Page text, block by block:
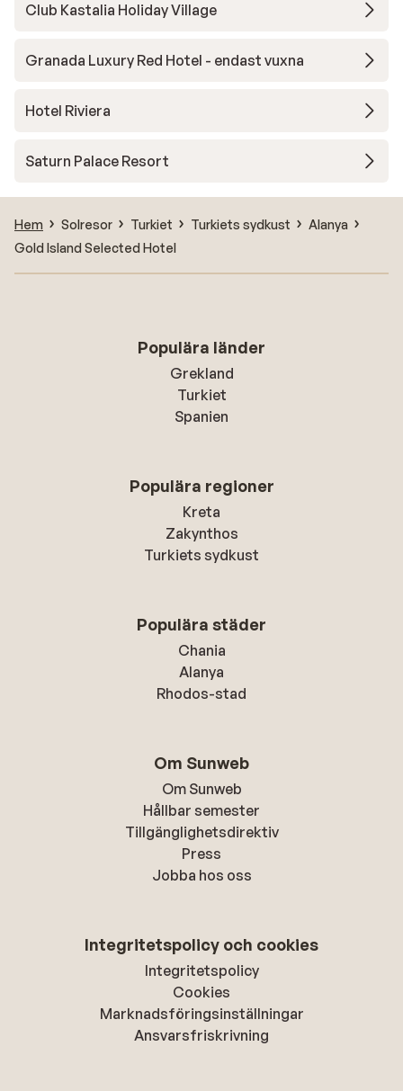
Club Kastalia Holiday Village
Granada Luxury Red Hotel - endast vuxna
Hotel Riviera
Saturn Palace Resort
Hem Solresor Turkiet Turkiets sydkust
Alanya
Gold Island Selected Hotel
Populära länder
Grekland
Turkiet
Spanien
Populära regioner
Kreta
Zakynthos
Turkiets sydkust
Populära städer
Chania
Alanya
Rhodos-stad
Om Sunweb
Om Sunweb
Hållbar semester
Tillgänglighetsdirektiv
Press
Jobba hos oss
Integritetspolicy och cookies
Integritetspolicy
Cookies
Marknadsföringsinställningar
Ansvarsfriskrivning